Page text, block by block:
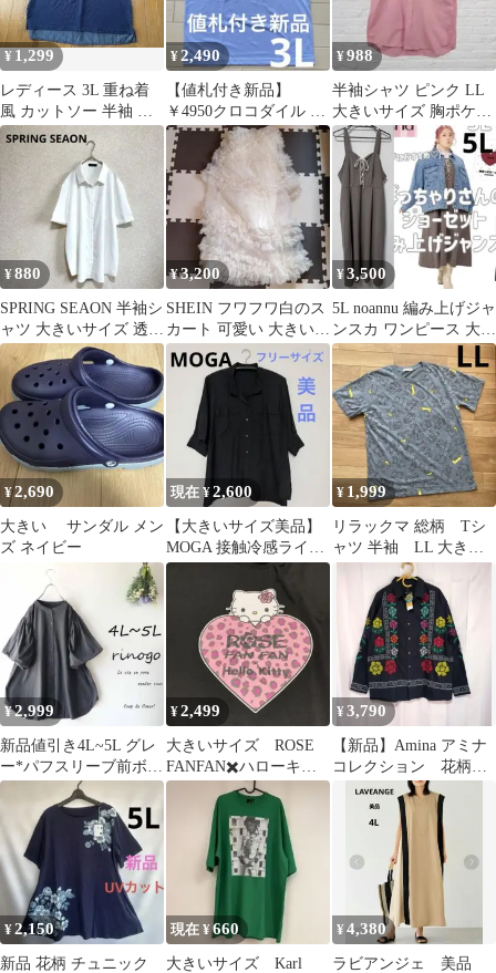
¥ 1,299
レディース 3L 重ね着
風 カットソー 半袖 ネ
イビー 大きいサイズ ゆ
¥2,490
【値札付き新品】
￥4950クロコダイル メ
ンズ半袖Tシャツ 3L 大
きいサイズ
¥988
半袖シャツ ピンク LL
大きいサイズ 胸ポケッ
ト
¥880
SPRING SEAON 半袖シ
ャツ 大きいサイズ 透け
感 ホワイト 4L
¥3,200
SHEIN フワフワ白のス
カート 可愛い 大きいサ
イズ 4XL クラゲスカー
ト
¥3,500
5L noannu 編み上げジャ
ンスカ ワンピース 大き
いサイズ
¥2,690
大きい サンダル メン
ズ ネイビー
現在 ¥2,600
【大きいサイズ美品】
MOGA 接触冷感ライト
ローンブラウス 七分袖
サイズＦ黒
¥ 1,999
リラックマ 総柄 Tシ
ャツ 半袖 LL 大きい
¥2,999
新品値引き4L~5L グレ
ー*パフスリーブ前ボタ
ンカットソーブラウス
大きいサイズ
¥2,499
大きいサイズ ROSE
FANFAN✖️ハローキテ
ィTシャツ 4L
¥3,790
【新品】Amina アミナ
コレクション 花柄
刺繍 長袖 綿100 大
きいサイズ
¥2,150
新品 花柄 チュニック
現在 ¥660
大きいサイズ Karl
¥4,380
ラビアンジェ 美品